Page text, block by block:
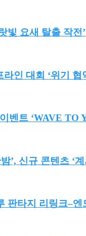
빛 요새 탈출 작전
라인 대회 ‘위기
벤트 ‘WAVE TO
’, 신규 콘텐츠 ‘
판타지 리링크–